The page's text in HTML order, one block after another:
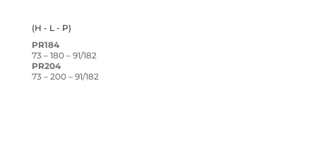
(H - L - P)
PR184
73 – 180 – 91/182
PR204
73 – 200 – 91/182